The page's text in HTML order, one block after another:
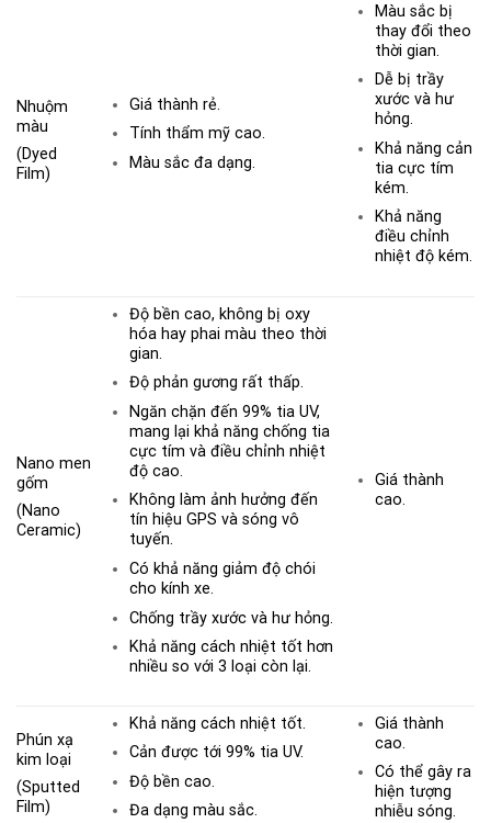
Nhuộm
màu
(Dyed
Film)
Giá thành rẻ.
Tính thẩm mỹ cao.
Màu sắc đa dạng.
Màu sắc bị
thay đổi theo
thời gian.
Dễ bị trầy
xước và hư
hỏng.
Khả năng cản
tia cực tím
kém.
Khả năng
điều chỉnh
nhiệt độ kém.
Nano men
gốm
(Nano
Ceramic)
Độ bền cao, không bị oxy
hóa hay phai màu theo thời
gian.
Độ phản gương rất thấp.
Ngăn chặn đến 99% tia UV,
mang lại khả năng chống tia
cực tím và điều chỉnh nhiệt
độ cao.
Không làm ảnh hưởng đến
tín hiệu GPS và sóng vô
tuyến.
Có khả năng giảm độ chói
cho kính xe.
Chống trầy xước và hư hỏng.
Khả năng cách nhiệt tốt hơn
nhiều so với 3 loại còn lại.
Giá thành
cao.
Phún xạ
kim loại
(Sputted
Film)
Khả năng cách nhiệt tốt.
Cản được tới 99% tia UV.
Độ bền cao.
Đa dạng màu sắc.
Giá thành
cao.
Có thể gây ra
hiện tượng
nhiễu sóng.